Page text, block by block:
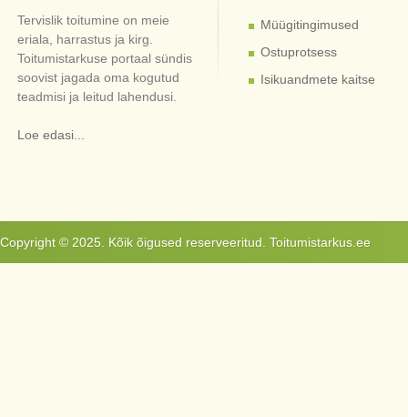
Tervislik toitumine on meie
eriala, harrastus ja kirg.
Toitumistarkuse portaal sündis
soovist jagada oma kogutud
teadmisi ja leitud lahendusi.
Loe edasi...
Müügitingimused
Ostuprotsess
Isikuandmete kaitse
Copyright © 2025. Kõik õigused reserveeritud. Toitumistarkus.ee